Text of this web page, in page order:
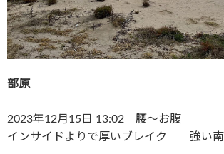
部原
2023年12月15日 13:02 腰〜お腹
インサイドよりで厚いブレイク 強い南